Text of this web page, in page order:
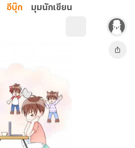
อีบุ๊ก มุมนักเขียน